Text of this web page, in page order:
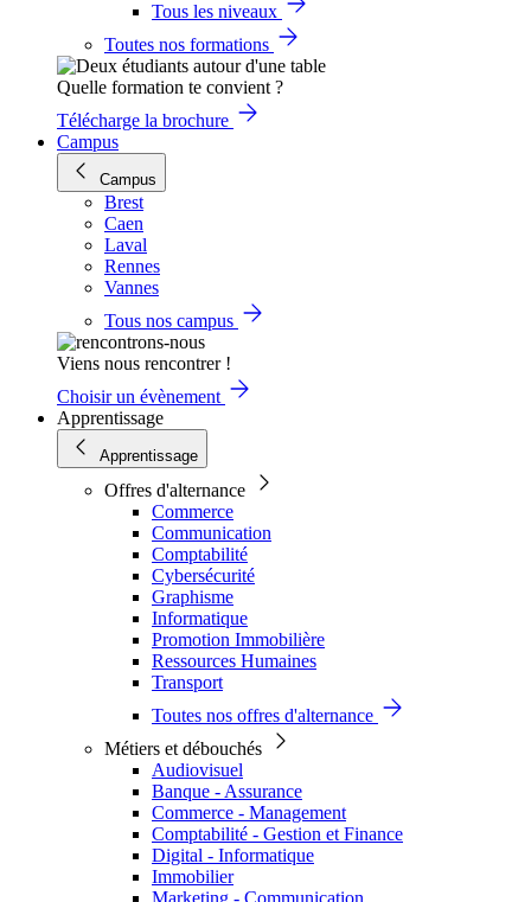
Tous les niveaux
Toutes nos formations
Quelle formation te convient ?
Télécharge la brochure
Campus
Campus
Brest
Caen
Laval
Rennes
Vannes
Tous nos campus
Viens nous rencontrer !
Choisir un évènement
Apprentissage
Apprentissage
Offres d'alternance
Commerce
Communication
Comptabilité
Cybersécurité
Graphisme
Informatique
Promotion Immobilière
Ressources Humaines
Transport
Toutes nos offres d'alternance
Métiers et débouchés
Audiovisuel
Banque - Assurance
Commerce - Management
Comptabilité - Gestion et Finance
Digital - Informatique
Immobilier
Marketing - Communication